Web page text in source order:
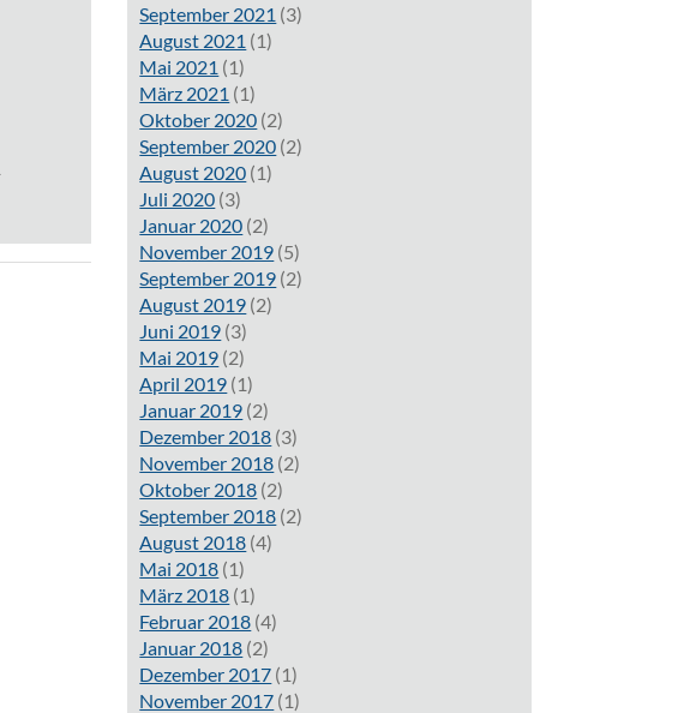
September 2021 (3)
August 2021 (1)
Mai 2021 (1)
März 2021 (1)
Oktober 2020 (2)
September 2020 (2)
August 2020 (1)
Juli 2020 (3)
Januar 2020 (2)
November 2019 (5)
September 2019 (2)
August 2019 (2)
Juni 2019 (3)
Mai 2019 (2)
April 2019 (1)
Januar 2019 (2)
Dezember 2018 (3)
November 2018 (2)
Oktober 2018 (2)
September 2018 (2)
August 2018 (4)
Mai 2018 (1)
März 2018 (1)
Februar 2018 (4)
Januar 2018 (2)
Dezember 2017 (1)
November 2017 (1)